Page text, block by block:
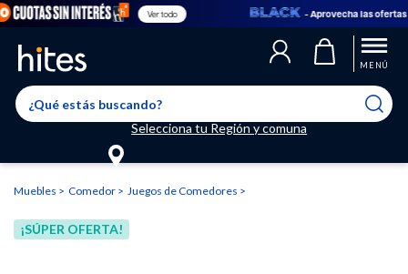
Ver todo - Aprovecha las ofertas en
MENÚ
Selecciona tu Región y comuna
El producto ha sido eliminado correctamente
El producto ha sido agregado a tu lista de favoritos correctamente
Llegaste al límite de productos favoritos permitidos, para agregar
uno nuevo ingresa a “Mi cuenta” y elimina los que ya no necesitas.
Muebles Comedor Juegos de Comedores
¡SÚPER OFERTA!